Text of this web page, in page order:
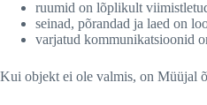
ruumid on lõplikult
seinad, põrandad ja laed on
varjatud kommunikatsioonid
Kui objekt ei ole valmis, on Müüjal